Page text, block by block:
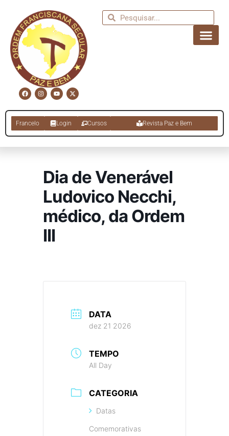
Francelo Login Cursos Revista Paz e Bem
Dia de Venerável
Ludovico Necchi,
médico, da Ordem
III
DATA
dez 21 2026
TEMPO
All Day
CATEGORIA
Datas
Comemorativas